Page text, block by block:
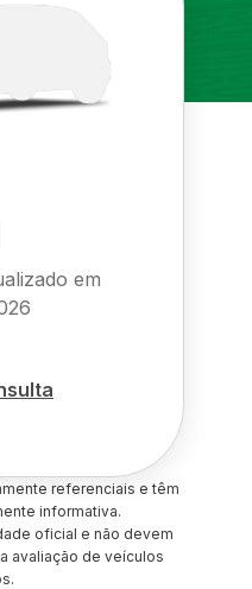
em
referenciais e têm
informativa.
oficial e não devem
avaliação de veículos